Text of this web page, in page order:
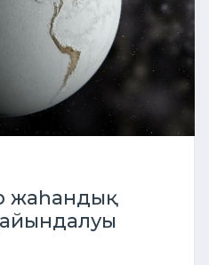
жаһандық